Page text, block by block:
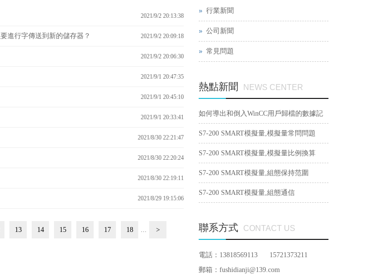
2021/9/2 20:13:38
進行字傳送到新的儲存器？ 2021/9/2 20:09:18
2021/9/2 20:06:30
2021/9/1 20:47:35
2021/9/1 20:45:10
2021/9/1 20:33:41
2021/8/30 22:21:47
2021/8/30 22:20:24
2021/8/30 22:19:11
2021/8/29 19:15:06
13 14 15 16 17 18 ... >
行業新聞
公司新聞
常見問題
熱點新聞 NEWS CENTER
如何導出和倒入WinCC用戶歸檔的數據記
錄？
S7-200 SMART模擬量,模擬量常問問題
S7-200 SMART模擬量,模擬量比例換算
S7-200 SMART模擬量,組態保持范圍
S7-200 SMART模擬量,組態通信
聯系方式 CONTACT US
電話：13818569113 15721373211
郵箱：fushidianji@139.com